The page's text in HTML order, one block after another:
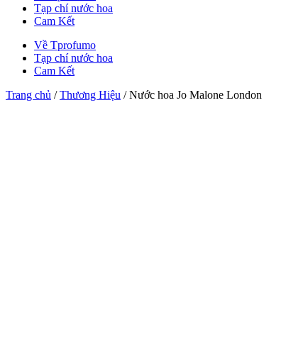
Tạp chí nước hoa
Cam Kết
Về Tprofumo
Tạp chí nước hoa
Cam Kết
Trang chủ /Thương Hiệu / Nước hoa Jo Malone London